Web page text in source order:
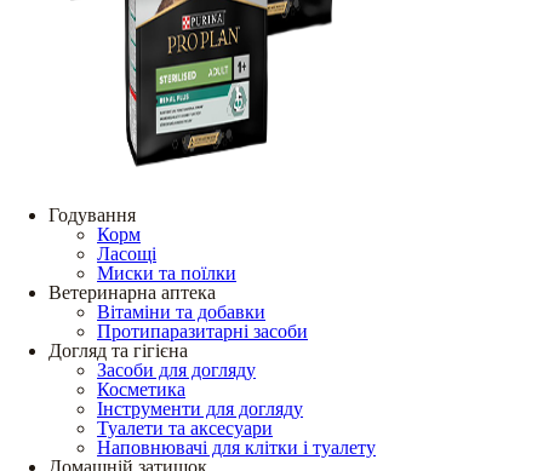
Годування
Корм
Ласощі
Миски та поїлки
Ветеринарна аптека
Вітаміни та добавки
Протипаразитарні засоби
Догляд та гігієна
Засоби для догляду
Косметика
Інструменти для догляду
Туалети та аксесуари
Наповнювачі для клітки і туалету
Домашній затишок